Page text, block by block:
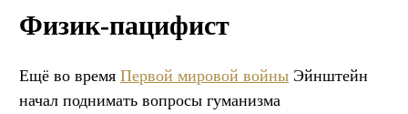
Физик-пацифист
Ещё во время Первой мировой войны Эйнштейн
начал поднимать вопросы гуманизма